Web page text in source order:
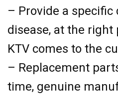
– Provide a
disease, at the
KTV comes to the
– Replacement
time, genuine